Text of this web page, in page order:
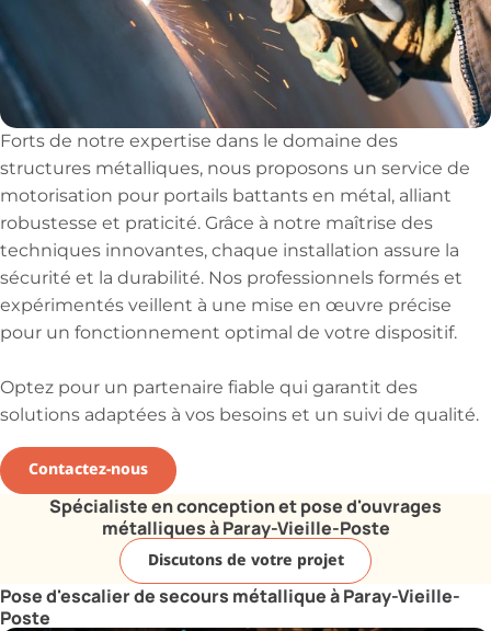
Forts de notre expertise dans le domaine des
structures métalliques, nous proposons un service de
motorisation pour portails battants en métal, alliant
robustesse et praticité. Grâce à notre maîtrise des
techniques innovantes, chaque installation assure la
sécurité et la durabilité. Nos professionnels formés et
expérimentés veillent à une mise en œuvre précise
pour un fonctionnement optimal de votre dispositif.
Optez pour un partenaire fiable qui garantit des
solutions adaptées à vos besoins et un suivi de qualité.
Contactez-nous
Spécialiste en conception et pose d'ouvrages
métalliques à Paray-Vieille-Poste
Discutons de votre projet
Pose d'escalier de secours métallique à Paray-Vieille-
Poste